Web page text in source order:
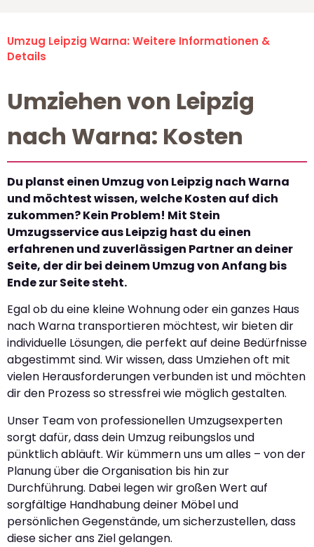
Umzug Leipzig Warna: Weitere Informationen &
Details
Umziehen von Leipzig
nach Warna: Kosten
Du planst einen Umzug von Leipzig nach Warna
und möchtest wissen, welche Kosten auf dich
zukommen? Kein Problem! Mit Stein
Umzugsservice aus Leipzig hast du einen
erfahrenen und zuverlässigen Partner an deiner
Seite, der dir bei deinem Umzug von Anfang bis
Ende zur Seite steht.
Egal ob du eine kleine Wohnung oder ein ganzes Haus
nach Warna transportieren möchtest, wir bieten dir
individuelle Lösungen, die perfekt auf deine Bedürfnisse
abgestimmt sind. Wir wissen, dass Umziehen oft mit
vielen Herausforderungen verbunden ist und möchten
dir den Prozess so stressfrei wie möglich gestalten.
Unser Team von professionellen Umzugsexperten
sorgt dafür, dass dein Umzug reibungslos und
pünktlich abläuft. Wir kümmern uns um alles – von der
Planung über die Organisation bis hin zur
Durchführung. Dabei legen wir großen Wert auf
sorgfältige Handhabung deiner Möbel und
persönlichen Gegenstände, um sicherzustellen, dass
diese sicher ans Ziel gelangen.